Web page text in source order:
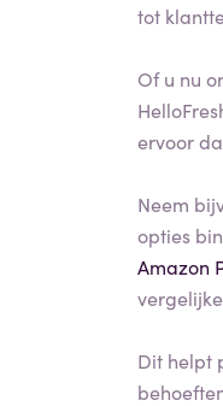
tot
Of u nu
ervoor
Neem
opties
Amazon
Dit helpt